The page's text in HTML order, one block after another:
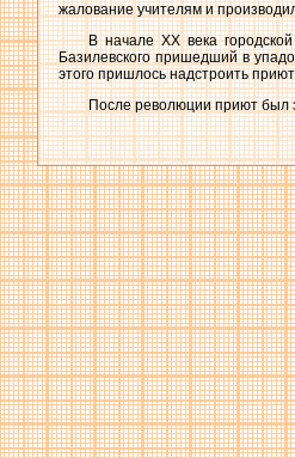
жалование учителям и
В начале ХХ века
Базилевского пришедший в
этого пришлось надстроить
После революции приют был